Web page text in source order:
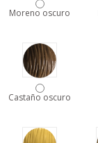
Moreno oscuro
Castaño oscuro